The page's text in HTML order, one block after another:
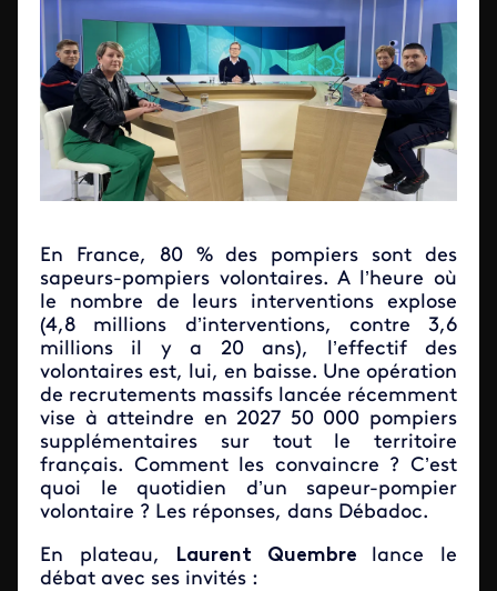
En France, 80 % des pompiers sont des
sapeurs-pompiers volontaires. A l’heure où
le nombre de leurs interventions explose
(4,8 millions d’interventions, contre 3,6
millions il y a 20 ans), l’effectif des
volontaires est, lui, en baisse. Une opération
de recrutements massifs lancée récemment
vise à atteindre en 2027 50 000 pompiers
supplémentaires sur tout le territoire
français. Comment les convaincre ? C’est
quoi le quotidien d’un sapeur-pompier
volontaire ? Les réponses, dans Débadoc.
En plateau, Laurent Quembre lance le
débat avec ses invités :